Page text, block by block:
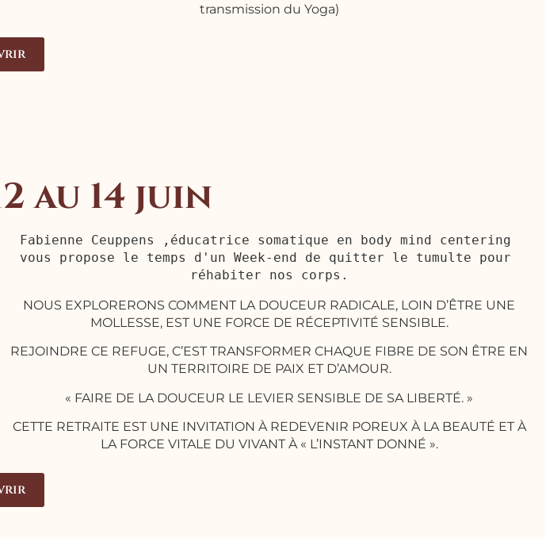
transmission du Yoga)
au 14 juin
Fabienne Ceuppens ,éducatrice somatique en body mind centering
vous propose le temps d'un Week-end de quitter le tumulte pour
réhabiter nos corps.
NOUS EXPLORERONS COMMENT LA DOUCEUR RADICALE, LOIN D’ÊTRE UNE
MOLLESSE, EST UNE FORCE DE RÉCEPTIVITÉ SENSIBLE.
REJOINDRE CE REFUGE, C’EST TRANSFORMER CHAQUE FIBRE DE SON ÊTRE EN
UN TERRITOIRE DE PAIX ET D’AMOUR.
« FAIRE DE LA DOUCEUR LE LEVIER SENSIBLE DE SA LIBERTÉ. »
CETTE RETRAITE EST UNE INVITATION À REDEVENIR POREUX À LA BEAUTÉ ET À
LA FORCE VITALE DU VIVANT À « L’INSTANT DONNÉ ».